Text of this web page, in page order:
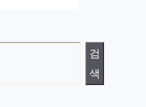
검
색